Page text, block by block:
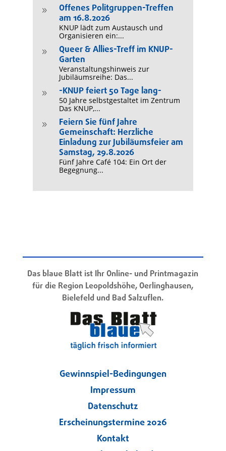
9
Offenes Politgruppen-Treffen
am 16.8.2026
KNUP lädt zum Austausch und
Organisieren ein:...
9
Queer & Allies-Treff im KNUP-
Garten
Veranstaltungshinweis zur
Jubiläumsreihe: Das...
9 -KNUP feiert 50 Tage lang-
50 Jahre selbstgestaltet im Zentrum
Das KNUP,...
9
Feiern Sie fünf Jahre
Gemeinschaft: Herzliche
Einladung zur Jubiläumsfeier am
Samstag, 29.8.2026
Fünf Jahre Café 104: Ein Ort der
Begegnung...
Das blaue Blatt ist Ihr Online- und Printmagazin
für die Region Leopoldshöhe, Oerlinghausen,
Bielefeld und Bad Salzuflen.
Gewinnspiel-Bedingungen
Impressum
Datenschutz
Erscheinungstermine 2026
Kontakt